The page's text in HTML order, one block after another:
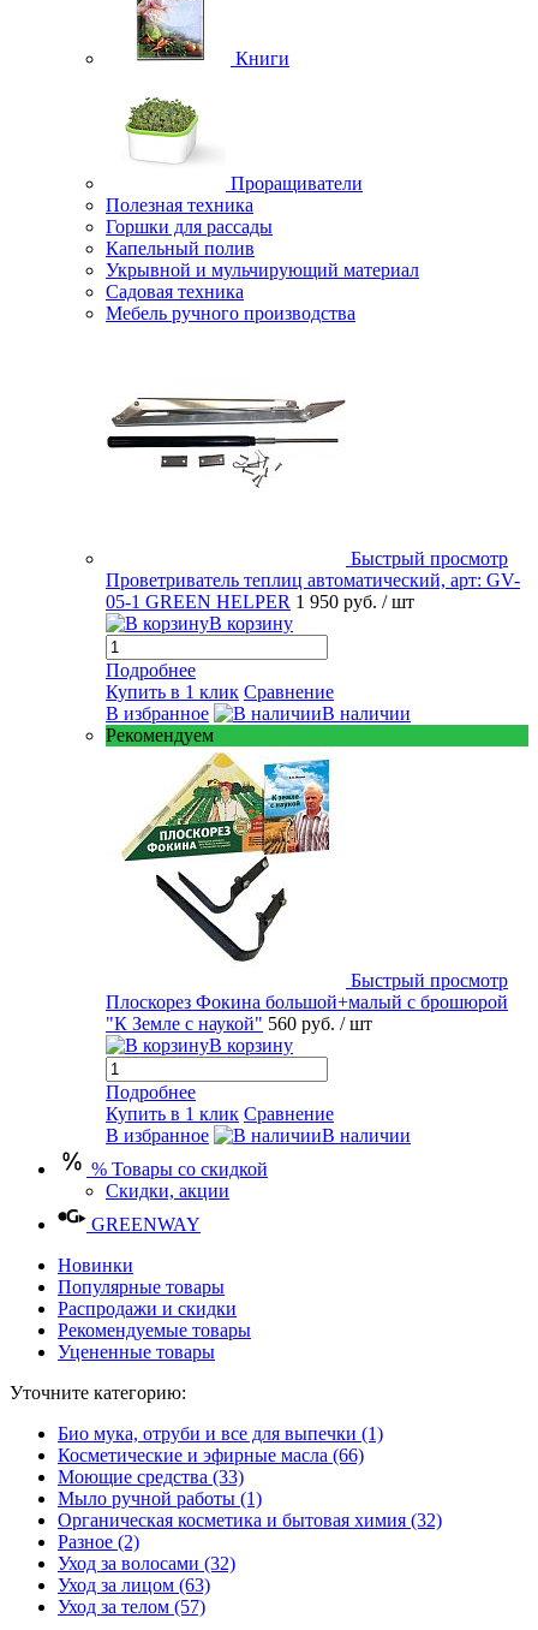
Книги
Проращиватели
Полезная техника
Горшки для рассады
Капельный полив
Укрывной и мульчирующий материал
Садовая техника
Мебель ручного производства
Быстрый просмотр
Проветриватель теплиц автоматический, арт: GV-
05-1 GREEN HELPER 1 950 руб. / шт
В корзину
Подробнее
Купить в 1 клик Сравнение
В избранное
В наличии
Рекомендуем
Быстрый просмотр
Плоскорез Фокина большой+малый с брошюрой
"К Земле с наукой" 560 руб. / шт
В корзину
Подробнее
Купить в 1 клик Сравнение
В избранное
В наличии
% Товары со скидкой
Скидки, акции
GREENWAY
Новинки
Популярные товары
Распродажи и скидки
Рекомендуемые товары
Уцененные товары
Уточните категорию:
Био мука, отруби и все для выпечки (1)
Косметические и эфирные масла (66)
Моющие средства (33)
Мыло ручной работы (1)
Органическая косметика и бытовая химия (32)
Разное (2)
Уход за волосами (32)
Уход за лицом (63)
Уход за телом (57)